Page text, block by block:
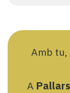
Amb tu,
A